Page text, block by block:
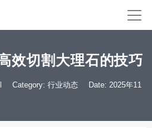
效切割大理石的技巧
Category: 行业动态
Date: 2025年11